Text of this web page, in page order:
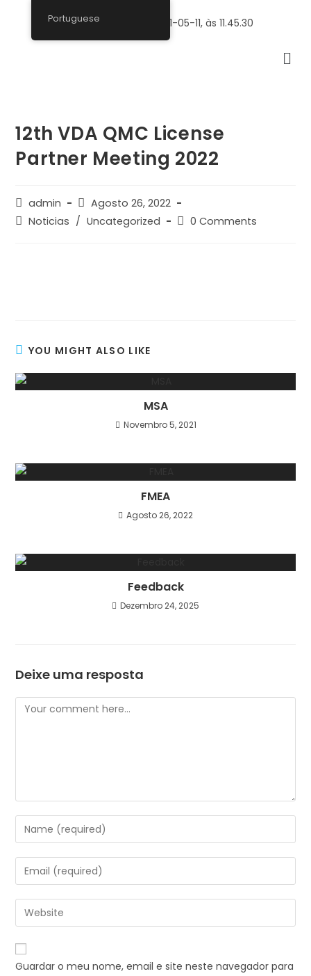
12th VDA QMC License
Partner Meeting 2022
admin
Agosto 26, 2022
Noticias / Uncategorized 0 Comments
YOU MIGHT ALSO LIKE
MSA
Novembro 5, 2021
FMEA
Agosto 26, 2022
Feedback
Dezembro 24, 2025
Deixe uma resposta
Guardar o meu nome, email e site neste navegador para
Portuguese